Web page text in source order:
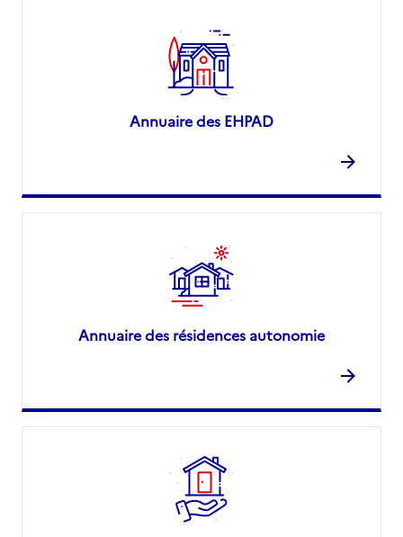
Annuaire des EHPAD
Annuaire des résidences autonomie